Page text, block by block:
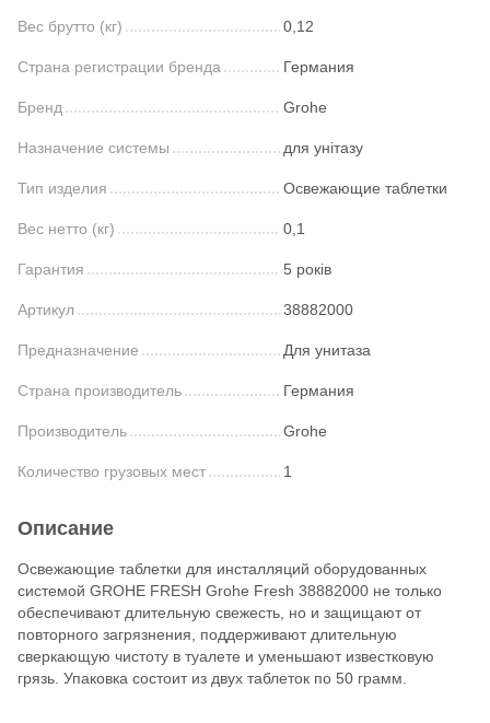
Вес брутто (кг) 0,12
Страна регистрации бренда Германия
Бренд Grohe
Назначение системы для унітазу
Тип изделия Освежающие таблетки
Вес нетто (кг) 0,1
Гарантия 5 років
Артикул 38882000
Предназначение Для унитаза
Страна производитель Германия
Производитель Grohe
Количество грузовых мест 1
Описание
Освежающие таблетки для инсталляций оборудованных
системой GROHE FRESH Grohe Fresh 38882000 не только
обеспечивают длительную свежесть, но и защищают от
повторного загрязнения, поддерживают длительную
сверкающую чистоту в туалете и уменьшают известковую
грязь. Упаковка состоит из двух таблеток по 50 грамм.